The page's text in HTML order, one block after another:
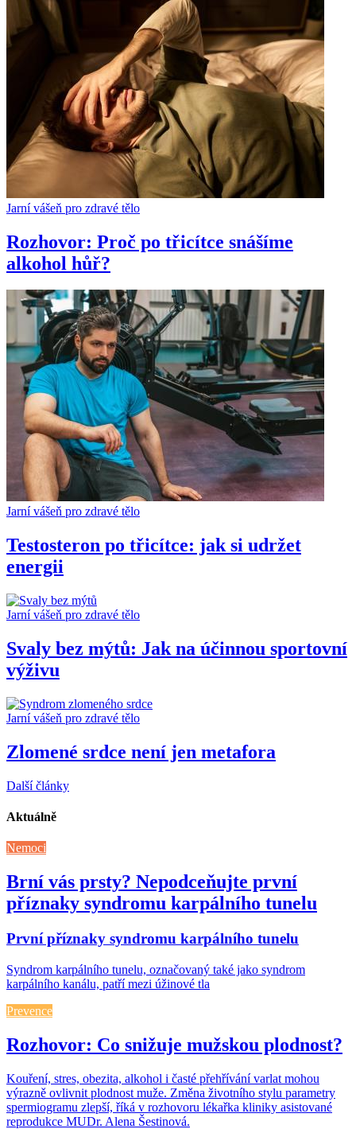
Jarní vášeň pro zdravé tělo
Rozhovor: Proč po třicítce snášíme
alkohol hůř?
Jarní vášeň pro zdravé tělo
Testosteron po třicítce: jak si udržet
energii
Jarní vášeň pro zdravé tělo
Svaly bez mýtů: Jak na účinnou sportovní
výživu
Jarní vášeň pro zdravé tělo
Zlomené srdce není jen metafora
Další články
Aktuálně
Nemoci
Brní vás prsty? Nepodceňujte první
příznaky syndromu karpálního tunelu
První příznaky syndromu karpálního tunelu
Syndrom karpálního tunelu, označovaný také jako syndrom
karpálního kanálu, patří mezi úžinové tla
Prevence
Rozhovor: Co snižuje mužskou plodnost?
Kouření, stres, obezita, alkohol i časté přehřívání varlat mohou
výrazně ovlivnit plodnost muže. Změna životního stylu parametry
spermiogramu zlepší, říká v rozhovoru lékařka kliniky asistované
reprodukce MUDr. Alena Šestinová.